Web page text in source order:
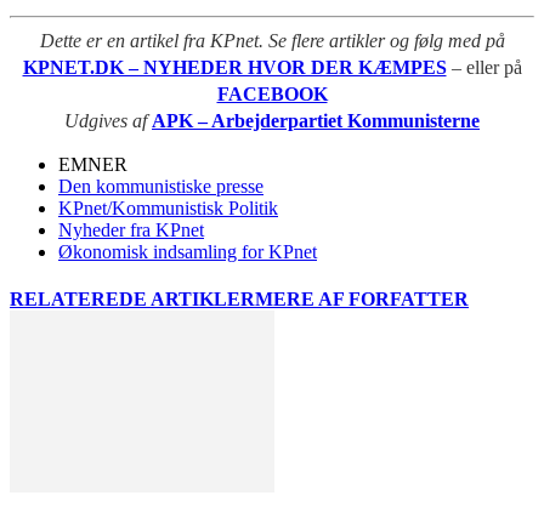
Dette er en artikel fra KPnet. Se flere artikler og følg med på
KPNET.DK – NYHEDER HVOR DER KÆMPES – eller på
FACEBOOK
Udgives afAPK – Arbejderpartiet Kommunisterne
EMNER
Den kommunistiske presse
KPnet/Kommunistisk Politik
Nyheder fra KPnet
Økonomisk indsamling for KPnet
RELATEREDE ARTIKLERMERE AF FORFATTER